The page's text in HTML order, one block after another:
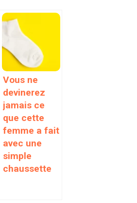
Vous ne
devinerez
jamais ce
que cette
femme a fait
avec une
simple
chaussette